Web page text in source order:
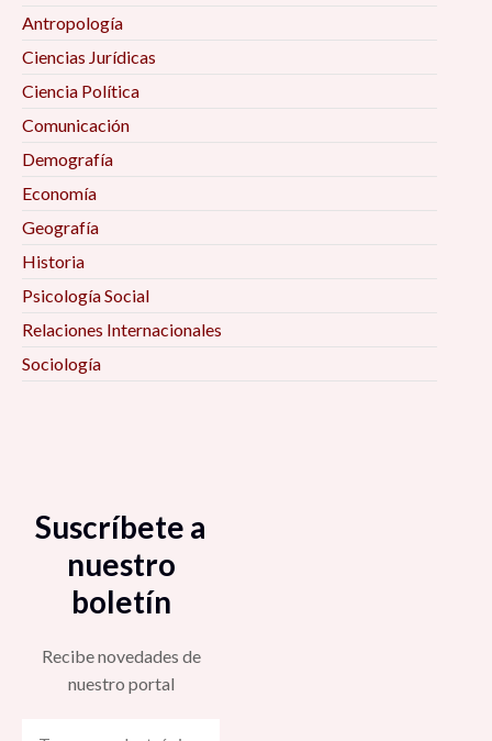
Antropología
Ciencias Jurídicas
Ciencia Política
Comunicación
Demografía
Economía
Geografía
Historia
Psicología Social
Relaciones Internacionales
Sociología
Suscríbete a
nuestro
boletín
Recibe novedades de
nuestro portal